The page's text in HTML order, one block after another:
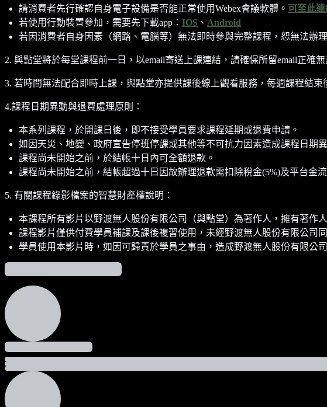
請消費者先行確認自身電子設備是否能正常使用Webex會議軟體。 可至此
若使用行動裝置參加，需要先下載app： IOS 、 Android
若因消費者自身因素（網路、電腦等）無法即時參與完整課程，恕無法辦
2. 與點堂將於每堂課程前一日，以email寄送上課連結，請確保所留email正確
3. 若時間無法配合即時上課，與點堂亦提供課後線上觀看服務，每週課程結
4.課程日期異動與退費處理原則：
本系列課程，於開課日後，即不接受學員要求課程延期或退費申請。
如因天災、地變、政府宣告停班停課或其他等不可抗力因素造成課程日期
課程尚未開始之前，於結帳十日內可全額退款。
課程尚未開始之前，結帳超過十日因故辦理退款需扣除稅金(5%)及平台金流
5. 有關課程錄影檔案的智慧財產權說明：
本課程所有影片以野渡無人股份有限公司（與點堂）為著作人，擁有著作
課程影片僅供付費學員補課及課後複習使用，未經野渡無人股份有限公司
學員使用本影片時，如因可歸責於學員之事由，造成野渡無人股份有限公